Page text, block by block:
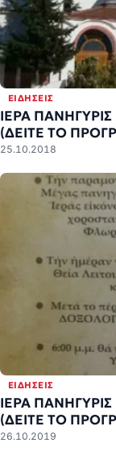
ΕΙΔΉΣΕΙΣ
ΙΕΡΑ
(ΔΕΙΤΕ ΤΟ
25.10.2018
ΕΙΔΉΣΕΙΣ
ΙΕΡΑ
(ΔΕΙΤΕ ΤΟ
26.10.2019